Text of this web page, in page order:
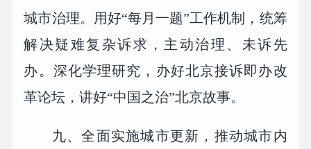
城市治理。用好“每月一题”工作机制，统筹
解决疑难复杂诉求，主动治理、未诉先
办。深化学理研究，办好北京接诉即办改
革论坛，讲好“中国之治”北京故事。
九、全面实施城市更新，推动城市内